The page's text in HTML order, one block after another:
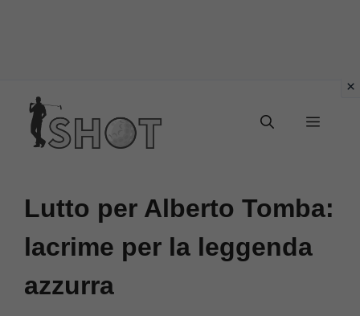
contenuto
Menu
Lutto per Alberto Tomba:
lacrime per la leggenda
azzurra